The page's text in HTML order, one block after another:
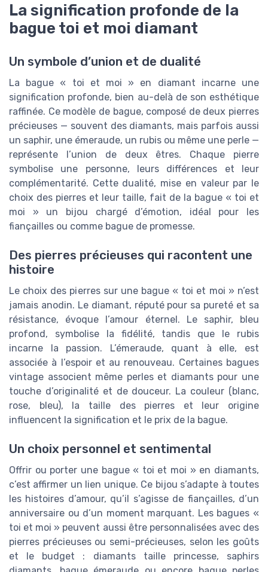
La signification profonde de la
bague toi et moi diamant
Un symbole d’union et de dualité
La bague « toi et moi » en diamant incarne une
signification profonde, bien au-delà de son esthétique
raffinée. Ce modèle de bague, composé de deux pierres
précieuses — souvent des diamants, mais parfois aussi
un saphir, une émeraude, un rubis ou même une perle —
représente l’union de deux êtres. Chaque pierre
symbolise une personne, leurs différences et leur
complémentarité. Cette dualité, mise en valeur par le
choix des pierres et leur taille, fait de la bague « toi et
moi » un bijou chargé d’émotion, idéal pour les
fiançailles ou comme bague de promesse.
Des pierres précieuses qui racontent une
histoire
Le choix des pierres sur une bague « toi et moi » n’est
jamais anodin. Le diamant, réputé pour sa pureté et sa
résistance, évoque l’amour éternel. Le saphir, bleu
profond, symbolise la fidélité, tandis que le rubis
incarne la passion. L’émeraude, quant à elle, est
associée à l’espoir et au renouveau. Certaines bagues
vintage associent même perles et diamants pour une
touche d’originalité et de douceur. La couleur (blanc,
rose, bleu), la taille des pierres et leur origine
influencent la signification et le prix de la bague.
Un choix personnel et sentimental
Offrir ou porter une bague « toi et moi » en diamants,
c’est affirmer un lien unique. Ce bijou s’adapte à toutes
les histoires d’amour, qu’il s’agisse de fiançailles, d’un
anniversaire ou d’un moment marquant. Les bagues «
toi et moi » peuvent aussi être personnalisées avec des
pierres précieuses ou semi-précieuses, selon les goûts
et le budget : diamants taille princesse, saphirs